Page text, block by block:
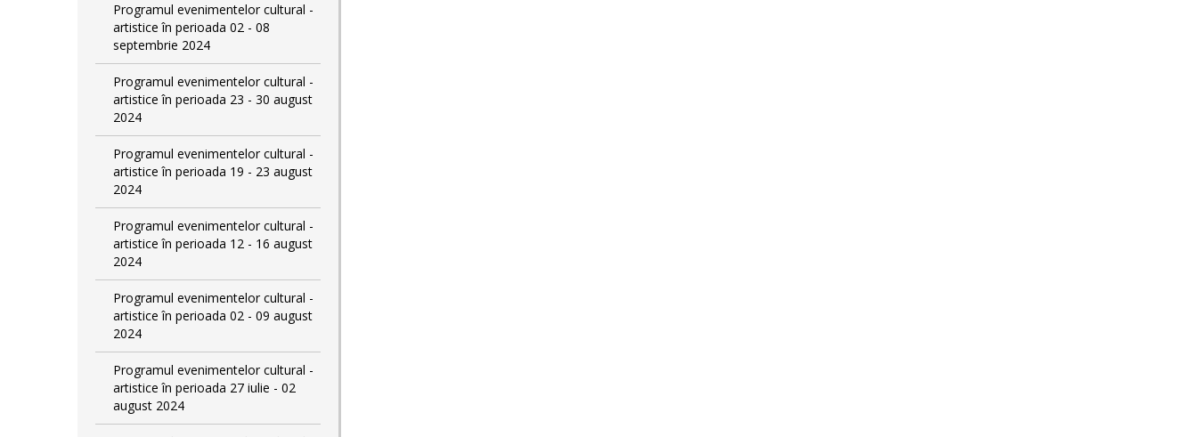
Programul evenimentelor cultural -
artistice în perioada 02 - 08
septembrie 2024
Programul evenimentelor cultural -
artistice în perioada 23 - 30 august
2024
Programul evenimentelor cultural -
artistice în perioada 19 - 23 august
2024
Programul evenimentelor cultural -
artistice în perioada 12 - 16 august
2024
Programul evenimentelor cultural -
artistice în perioada 02 - 09 august
2024
Programul evenimentelor cultural -
artistice în perioada 27 iulie - 02
august 2024